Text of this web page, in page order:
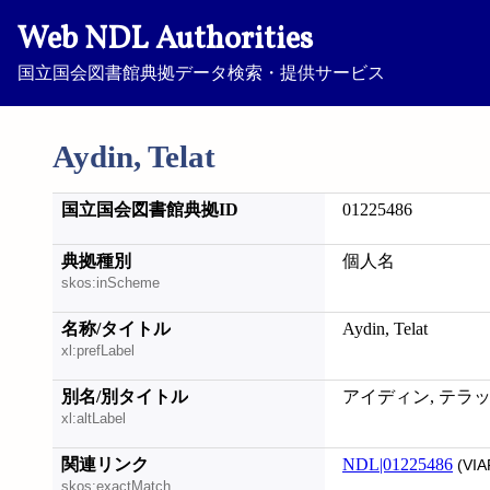
Web NDL Authorities
国立国会図書館典拠データ検索・提供サービス
Aydin, Telat
国立国会図書館典拠ID 01225486
典拠種別
skos:inScheme
個人名
名称/タイトル
xl:prefLabel
Aydin, Telat
別名/別タイトル
xl:altLabel
アイディン, テラ
関連リンク
skos:exactMatch
NDL|01225486